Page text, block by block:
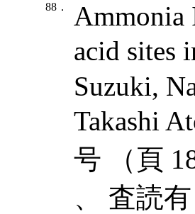
88．
Ammonia
acid sites
Suzuki,
Takashi
号 （頁
、 査読